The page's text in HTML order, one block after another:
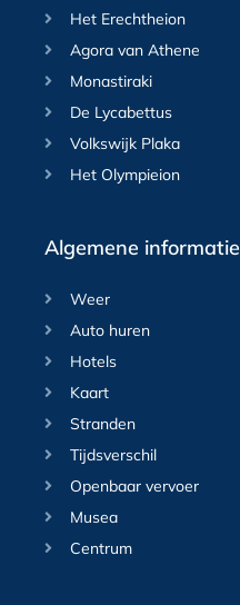
Het Erechtheion
Agora van Athene
Monastiraki
De Lycabettus
Volkswijk Plaka
Het Olympieion
Algemene informatie
Weer
Auto huren
Hotels
Kaart
Stranden
Tijdsverschil
Openbaar vervoer
Musea
Centrum